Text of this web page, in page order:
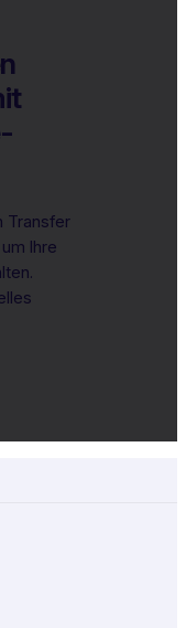
Transfer
Ihre